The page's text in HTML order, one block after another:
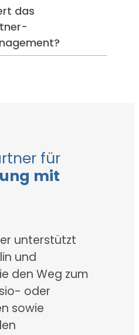
das
für
mit
unterstützt
und
den Weg zum
oder
sowie